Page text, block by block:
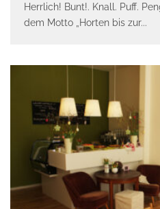
Herrlich! Bunt!. Knall. Puff.
dem Motto „Horten bis zur...